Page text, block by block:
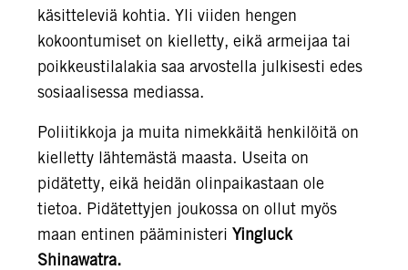
käsitteleviä kohtia. Yli viiden hengen
kokoontumiset on kielletty, eikä armeijaa tai
poikkeustilalakia saa arvostella julkisesti edes
sosiaalisessa mediassa.
Poliitikkoja ja muita nimekkäitä henkilöitä on
kielletty lähtemästä maasta. Useita on
pidätetty, eikä heidän olinpaikastaan ole
tietoa. Pidätettyjen joukossa on ollut myös
maan entinen pääministeri Yingluck
Shinawatra.